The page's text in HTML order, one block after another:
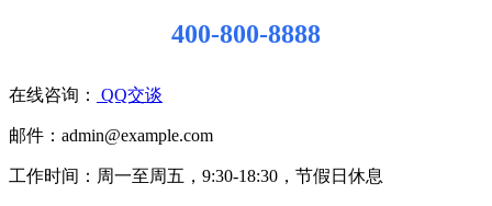
400-800-8888
在线咨询： QQ交谈
邮件：admin@example.com
工作时间：周一至周五，9:30-18:30，节假日休息